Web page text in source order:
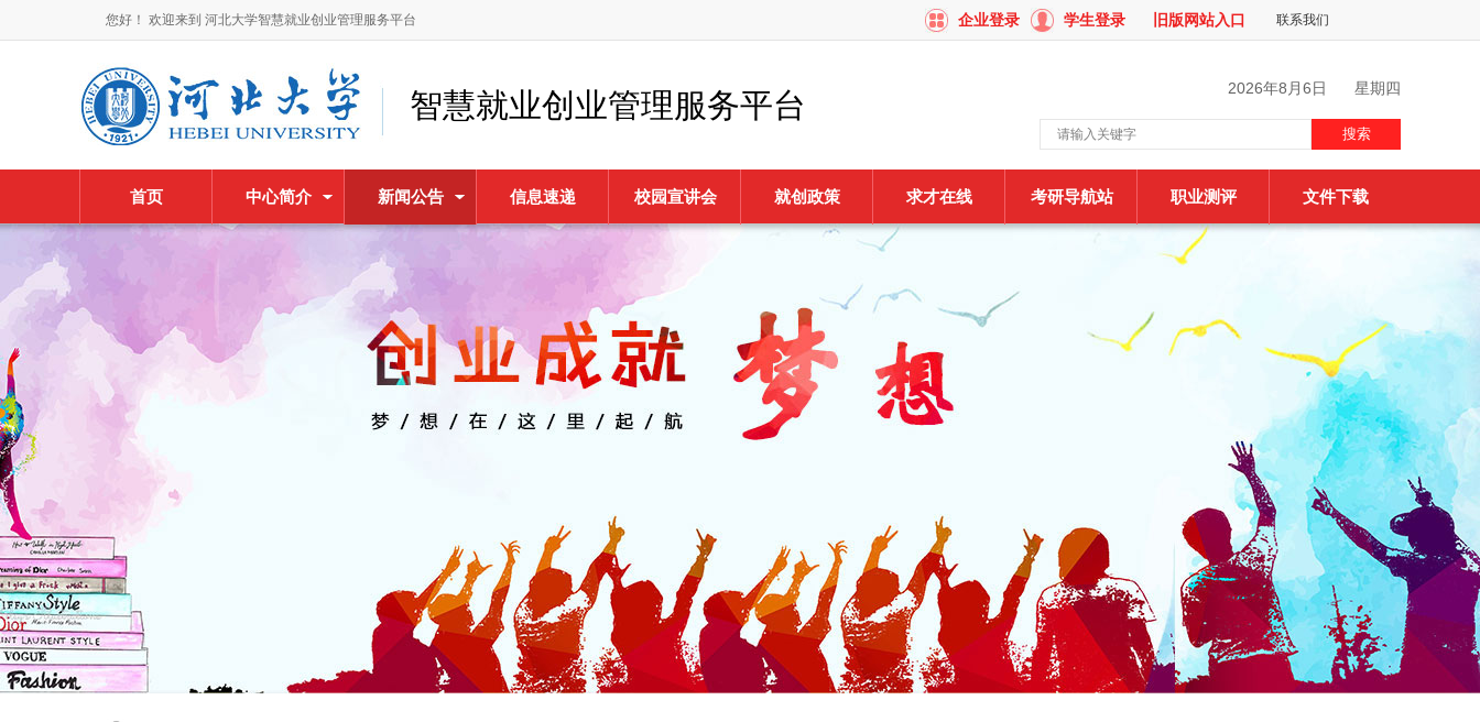
您好！ 欢迎来到 河北大学智慧就业创业管理服务平台 企业登录 学生登录 旧版网站入口 联系我们
智慧就业创业管理服务平台 2026年8月6日 星期四
首页 中心简介 新闻公告 信息速递 校园宣讲会 就创政策 求才在线 考研导航站 职业测评 文件下载